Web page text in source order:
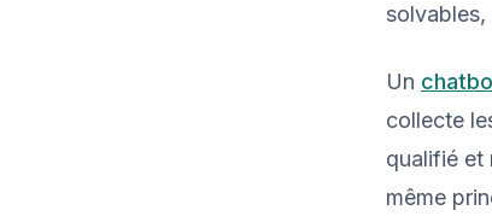
solvables,
Un
collecte
qualifié et
même